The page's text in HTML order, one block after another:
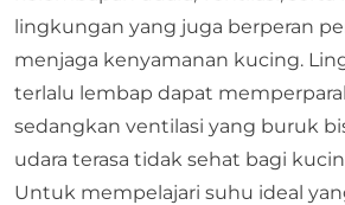
lingkungan yang juga berperan
menjaga kenyamanan kucing.
terlalu lembap dapat
sedangkan ventilasi yang buruk
udara terasa tidak sehat bagi
Untuk mempelajari suhu ideal